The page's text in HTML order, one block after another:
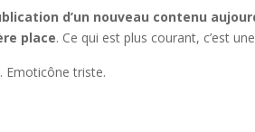
d’un nouveau contenu
place. Ce qui est plus courant, c’est
Emoticône triste.